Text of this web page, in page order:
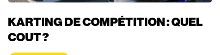
KARTING DE COMPÉTITION : QUEL
COUT ?